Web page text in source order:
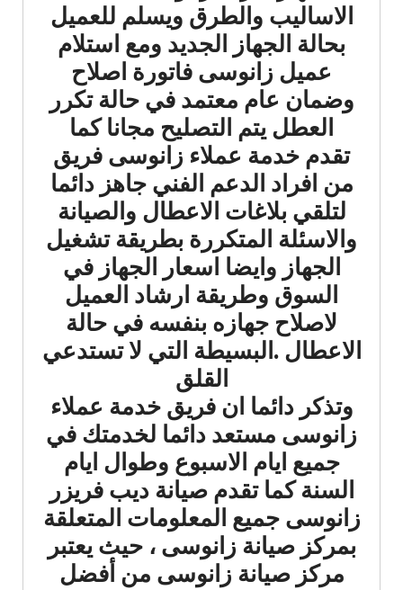
الاساليب والطرق ويسلم للعميل
بحالة الجهاز الجديد ومع استلام
عميل زانوسى فاتورة اصلاح
وضمان عام معتمد في حالة تكرر
العطل يتم التصليح مجانا كما
تقدم خدمة عملاء زانوسى فريق
من افراد الدعم الفني جاهز دائما
لتلقي بلاغات الاعطال والصيانة
والاسئلة المتكررة بطريقة تشغيل
الجهاز وايضا اسعار الجهاز في
السوق وطريقة ارشاد العميل
لاصلاح جهازه بنفسه في حالة
الاعطال .البسيطة التي لا تستدعي
القلق
وتذكر دائما ان فريق خدمة عملاء
زانوسى مستعد دائما لخدمتك في
جميع ايام الاسبوع وطوال ايام
السنة كما تقدم صيانة ديب فريزر
زانوسى جميع المعلومات المتعلقة
بمركز صيانة زانوسى ، حيث يعتبر
مركز صيانة زانوسى من أفضل